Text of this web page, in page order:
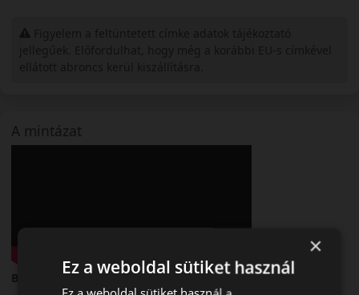
A mintázat
Barum Bravuris 6 – Nyári személyautó gumi
×
Ez a weboldal sütiket használ